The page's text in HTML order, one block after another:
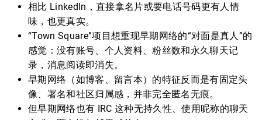
相比 LinkedIn，直接拿名片或要电话号码更有人情
味，也更真实。
“Town Square”项目想重现早期网络的“对面是真人”的
感觉：没有账号、个人资料、粉丝数和永久聊天记
录，消息阅读即消失。
早期网络（如博客、留言本）的特征反而是有固定头
像、署名和社区归属感，并非完全匿名无痕。
但早期网络也有 IRC 这种无持久性、使用昵称的聊天